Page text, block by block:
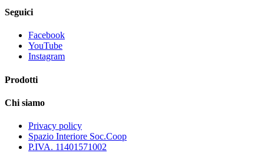
Seguici
Facebook
YouTube
Instagram
Prodotti
Chi siamo
Privacy policy
Spazio Interiore Soc.Coop
P.IVA. 11401571002